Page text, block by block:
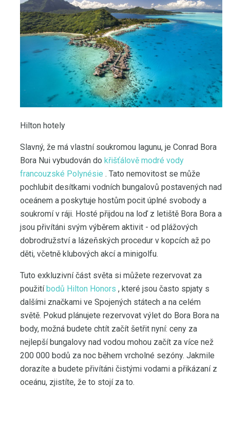
Hilton hotely
Slavný, že má vlastní soukromou lagunu, je Conrad Bora
Bora Nui vybudován do křišťálově modré vody
francouzské Polynésie . Tato nemovitost se může
pochlubit desítkami vodních bungalovů postavených nad
oceánem a poskytuje hostům pocit úplné svobody a
soukromí v ráji. Hosté přijdou na loď z letiště Bora Bora a
jsou přivítáni svým výběrem aktivit - od plážových
dobrodružství a lázeňských procedur v kopcích až po
děti, včetně klubových akcí a minigolfu.
Tuto exkluzivní část světa si můžete rezervovat za
použitíbodů Hilton Honors , které jsou často spjaty s
dalšími značkami ve Spojených státech a na celém
světě. Pokud plánujete rezervovat výlet do Bora Bora na
body, možná budete chtít začít šetřit nyní: ceny za
nejlepší bungalovy nad vodou mohou začít za více než
200 000 bodů za noc během vrcholné sezóny. Jakmile
dorazíte a budete přivítáni čistými vodami a přikázaní z
oceánu, zjistíte, že to stojí za to.